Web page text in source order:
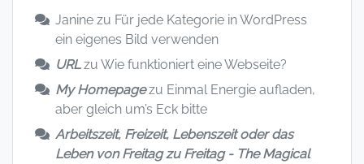
Janine zu Für jede Kategorie in WordPress
ein eigenes Bild verwenden
URLzu Wie funktioniert eine Webseite?
My Homepagezu Einmal Energie aufladen,
aber gleich um’s Eck bitte
Arbeitszeit, Freizeit, Lebenszeit oder das
Leben von Freitag zu Freitag - The Magical